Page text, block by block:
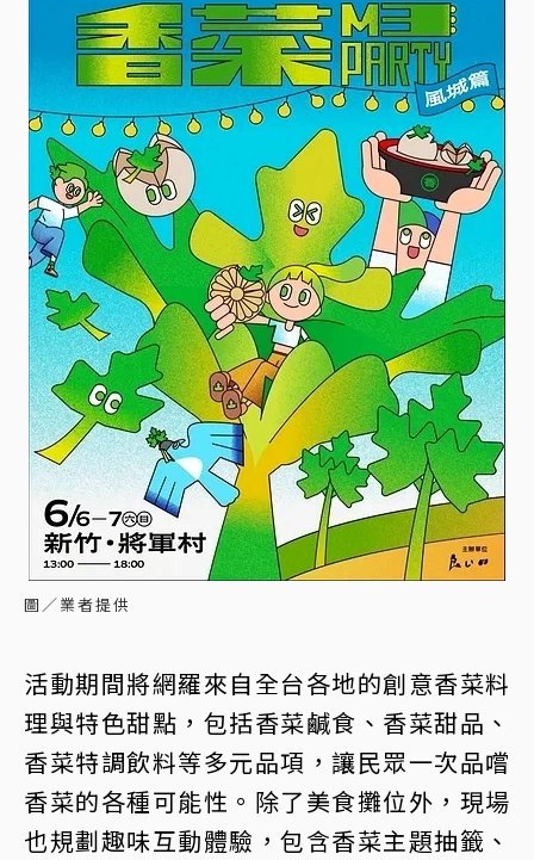
圖／業者提供
活動期間將網羅來自全台各地的創意香菜料
理與特色甜點，包括香菜鹹食、香菜甜品、
香菜特調飲料等多元品項，讓民眾一次品嚐
香菜的各種可能性。除了美食攤位外，現場
也規劃趣味互動體驗，包含香菜主題抽籤、